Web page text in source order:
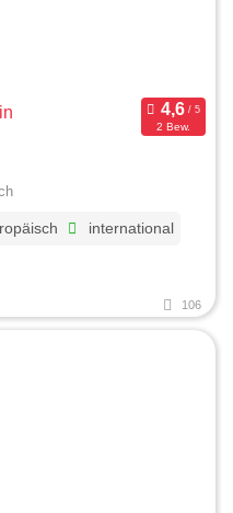
2 Bew.
international
106